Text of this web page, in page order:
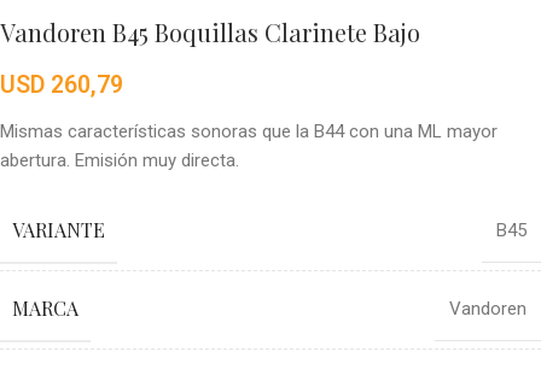
Vandoren B45 Boquillas Clarinete Bajo
USD 260,79
Mismas características sonoras que la B44 con una ML mayor
abertura. Emisión muy directa.
VARIANTE B45
MARCA Vandoren